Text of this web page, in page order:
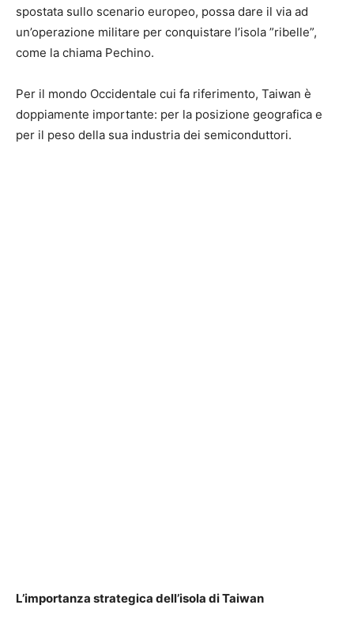
spostata sullo scenario europeo, possa dare il via ad
un’operazione militare per conquistare l’isola ”ribelle”,
come la chiama Pechino.
Per il mondo Occidentale cui fa riferimento, Taiwan è
doppiamente importante: per la posizione geografica e
per il peso della sua industria dei semiconduttori.
L’importanza strategica dell’isola di Taiwan